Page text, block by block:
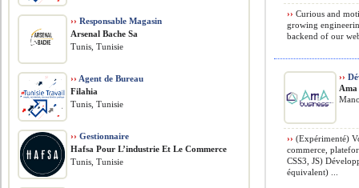
›› Curious and
growing
backend of our
››
Ama
›› (Expérimenté)
commerce,
CSS3, JS)
équivalent) ...
›› Responsable Magasin
Arsenal Bache Sa
Tunis, Tunisie
›› Agent de Bureau
Filahia
Tunis, Tunisie
›› Gestionnaire
Hafsa Pour L’industrie Et Le Commerce
Tunis, Tunisie